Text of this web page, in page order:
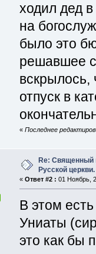
ходил дед
на
было это
решавшее
вскрылось,
отпуск в
« Последнее
Re: Священный
Русской церкви.
« Ответ #2 : 01 Ноябрь,
В этом
Униаты
это как бы